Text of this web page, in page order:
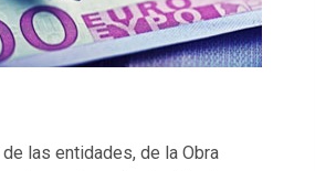
las entidades, de la Obra